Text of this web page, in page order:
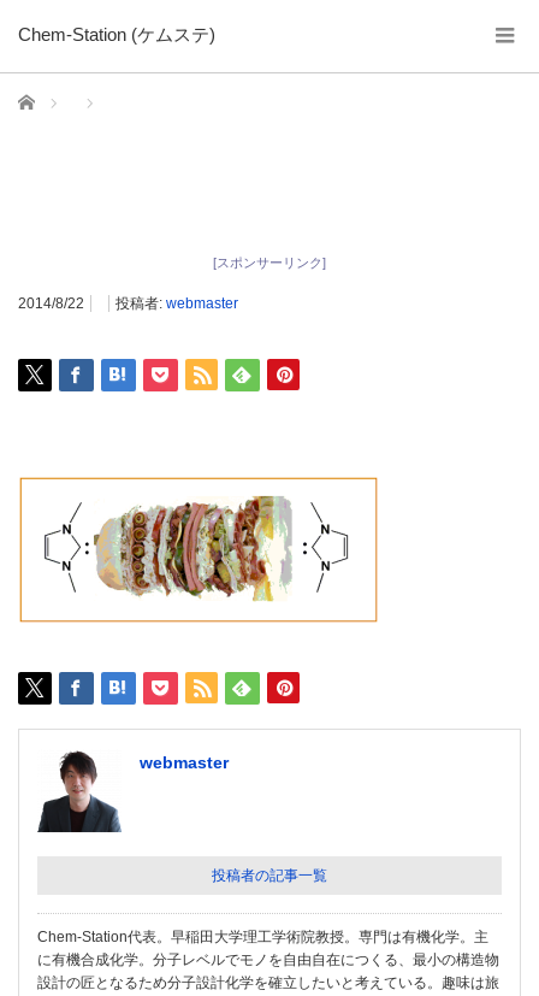
Chem-Station (ケムステ)
ホーム
[スポンサーリンク]
2014/8/22 投稿者: webmaster
webmaster
投稿者の記事一覧
Chem-Station代表。早稲田大学理工学術院教授。専門は有機化学。主
に有機合成化学。分子レベルでモノを自由自在につくる、最小の構造物
設計の匠となるため分子設計化学を確立したいと考えている。趣味は旅